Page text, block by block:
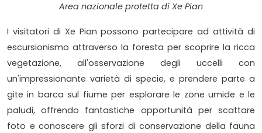
Area nazionale protetta di Xe Pian
I visitatori di Xe Pian possono partecipare ad attività di
escursionismo attraverso la foresta per scoprire la ricca
vegetazione, all'osservazione degli uccelli con
un'impressionante varietà di specie, e prendere parte a
gite in barca sul fiume per esplorare le zone umide e le
paludi, offrendo fantastiche opportunità per scattare
foto e conoscere gli sforzi di conservazione della fauna